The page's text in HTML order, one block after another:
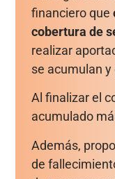
financiero que
cobertura de
realizar
se acumulan
Al finalizar el
acumulado
Además,
de